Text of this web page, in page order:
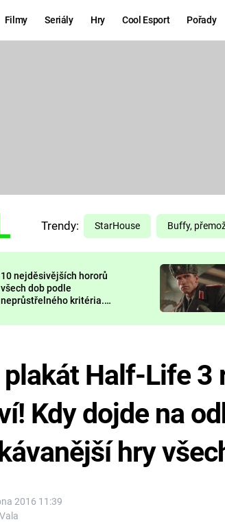
Filmy Seriály Hry Cool Esport Pořady
PREDÁTOR
Trendy: StarHouse Buffy,
10 nejděsivějších hororů
všech dob podle
neprůstřelného kritéria.
nejvíc zvednou tep?
2016 11:39
Half-Life 3
Kdy dojde na
hry